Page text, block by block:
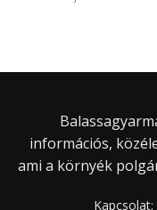
információs,
ami a környék
Kapcsolat: